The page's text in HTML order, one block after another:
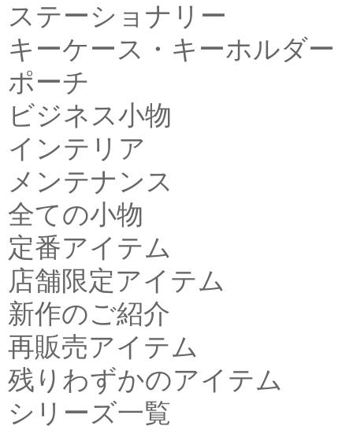
ステーショナリー
キーケース・キーホルダー
ポーチ
ビジネス小物
インテリア
メンテナンス
全ての小物
定番アイテム
店舗限定アイテム
新作のご紹介
再販売アイテム
残りわずかのアイテム
シリーズ一覧